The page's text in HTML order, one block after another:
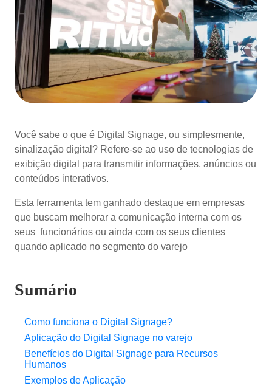
Você sabe o que é Digital Signage, ou simplesmente,
sinalização digital? Refere-se ao uso de tecnologias de
exibição digital para transmitir informações, anúncios ou
conteúdos interativos.
Esta ferramenta tem ganhado destaque em empresas
que buscam melhorar a comunicação interna com os
seus funcionários ou ainda com os seus clientes
quando aplicado no segmento do varejo
Sumário
Como funciona o Digital Signage?
Aplicação do Digital Signage no varejo
Benefícios do Digital Signage para Recursos
Humanos
Exemplos de Aplicação